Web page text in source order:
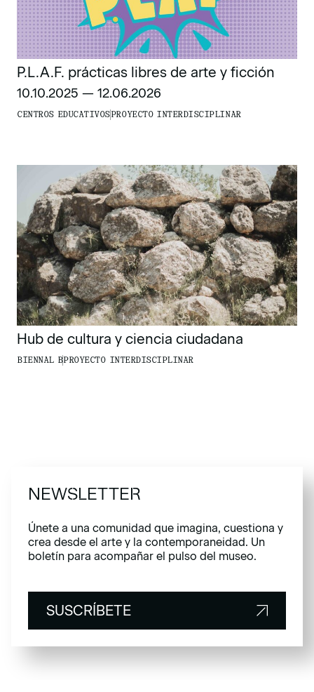
P.L.A.F. prácticas libres de arte y ficción
10.10.2025 — 12.06.2026
CENTROS EDUCATIVOS PROYECTO INTERDISCIPLINAR
Hub de cultura y ciencia ciudadana
BIENNAL BPROYECTO INTERDISCIPLINAR
NEWSLETTER
Únete a una comunidad que imagina, cuestiona y
crea desde el arte y la contemporaneidad. Un
boletín para acompañar el pulso del museo.
SUSCRÍBETE
SUSCRÍBETE